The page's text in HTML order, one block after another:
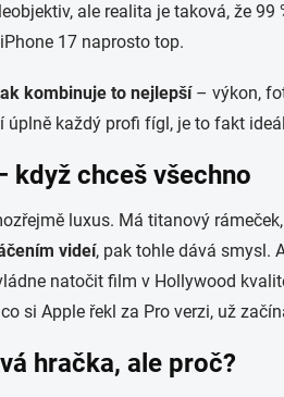
ale realita je taková, že
17 naprosto top.
kombinuje to nejlepší– výkon,
úplně každý profi fígl, je to fakt
když chceš všechno
luxus. Má titanový
videí, pak tohle dává smysl.
natočit film v Hollywood
si Apple řekl za Pro verzi, už
hračka, ale proč?